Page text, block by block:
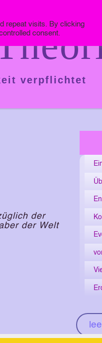
verpflichtet
der
der Welt
repeat visits. By clicking
consent.